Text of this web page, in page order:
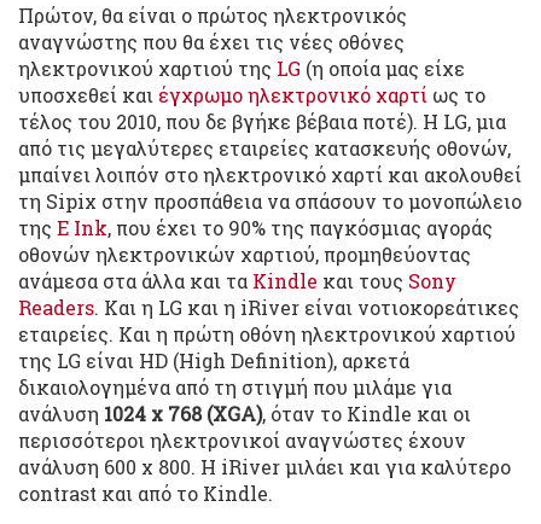
Πρώτον, θα είναι ο πρώτος ηλεκτρονικός
αναγνώστης που θα έχει τις νέες οθόνες
ηλεκτρονικού χαρτιού της LG (η οποία μας είχε
υποσχεθεί και έγχρωμο ηλεκτρονικό χαρτί ως το
τέλος του 2010, που δε βγήκε βέβαια ποτέ). Η LG, μια
από τις μεγαλύτερες εταιρείες κατασκευής οθονών,
μπαίνει λοιπόν στο ηλεκτρονικό χαρτί και ακολουθεί
τη Sipix στην προσπάθεια να σπάσουν το μονοπώλειο
της E Ink, που έχει το 90% της παγκόσμιας αγοράς
οθονών ηλεκτρονικών χαρτιού, προμηθεύοντας
ανάμεσα στα άλλα και τα Kindle και τους Sony
Readers. Και η LG και η iRiver είναι νοτιοκορεάτικες
εταιρείες. Και η πρώτη οθόνη ηλεκτρονικού χαρτιού
της LG είναι HD (High Definition), αρκετά
δικαιολογημένα από τη στιγμή που μιλάμε για
ανάλυση 1024 x 768 (XGA), όταν το Kindle και οι
περισσότεροι ηλεκτρονικοί αναγνώστες έχουν
ανάλυση 600 x 800. Η iRiver μιλάει και για καλύτερο
contrast και από το Kindle.